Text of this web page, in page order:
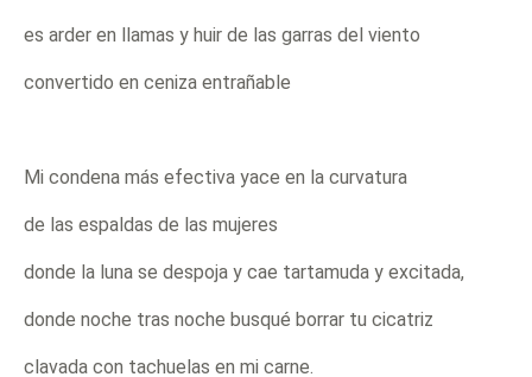
es arder en llamas y huir de las garras del viento
convertido en ceniza entrañable
Mi condena más efectiva yace en la curvatura
de las espaldas de las mujeres
donde la luna se despoja y cae tartamuda y excitada,
donde noche tras noche busqué borrar tu cicatriz
clavada con tachuelas en mi carne.